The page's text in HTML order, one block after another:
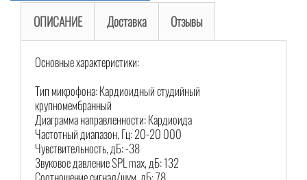
ОПИСАНИЕ Доставка Отзывы
Основные характеристики:
Тип микрофона: Кардиоидный студийный
крупномембранный
Диаграмма направленности: Кардиоида
Частотный диапазон, Гц: 20-20 000
Чувствительность, дБ: -38
Звуковое давление SPL max, дБ: 132